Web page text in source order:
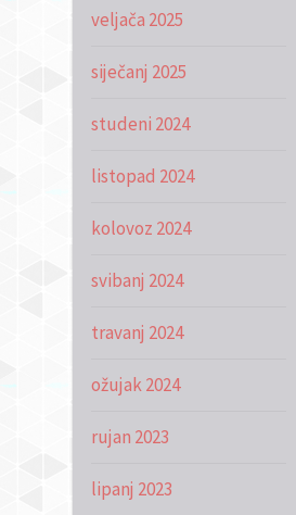
veljača 2025
siječanj 2025
studeni 2024
listopad 2024
kolovoz 2024
svibanj 2024
travanj 2024
ožujak 2024
rujan 2023
lipanj 2023